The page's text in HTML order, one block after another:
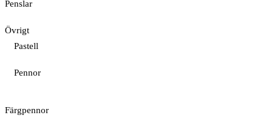
Penslar
Övrigt
Pastell
Pennor
Färgpennor